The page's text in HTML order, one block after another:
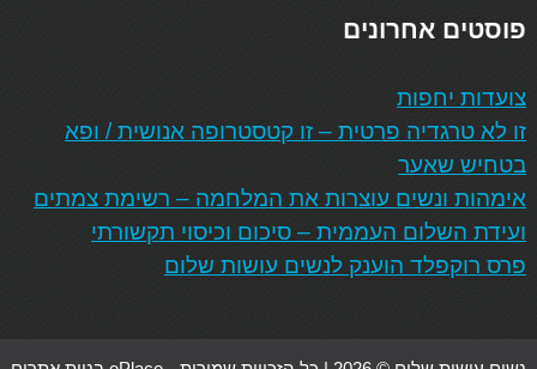
פוסטים אחרונים
צועדות יחפות
זו לא טרגדיה פרטית – זו קטסטרופה אנושית / ופא
בטחיש שאער
אימהות ונשים עוצרות את המלחמה – רשימת צמתים
ועידת השלום העממית – סיכום וכיסוי תקשורתי
פרס רוקפלד הוענק לנשים עושות שלום